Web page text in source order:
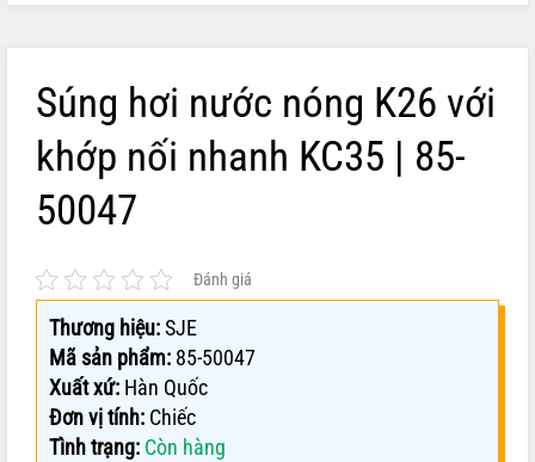
Súng hơi nước nóng K26 với
khớp nối nhanh KC35 | 85-
50047
Đánh giá
Thương hiệu:SJE
Mã sản phẩm: 85-50047
Xuất xứ: Hàn Quốc
Đơn vị tính: Chiếc
Tình trạng: Còn hàng